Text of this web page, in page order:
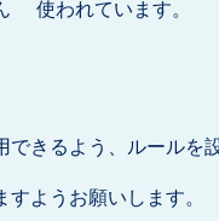
使われています。
きるよう、ルールを
ようお願いします。